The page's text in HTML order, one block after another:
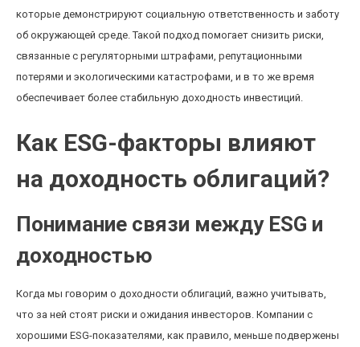
которые демонстрируют социальную ответственность и заботу
об окружающей среде. Такой подход помогает снизить риски,
связанные с регуляторными штрафами, репутационными
потерями и экологическими катастрофами, и в то же время
обеспечивает более стабильную доходность инвестиций.
Как ESG-факторы влияют
на доходность облигаций?
Понимание связи между ESG и
доходностью
Когда мы говорим о доходности облигаций, важно учитывать,
что за ней стоят риски и ожидания инвесторов. Компании с
хорошими ESG-показателями, как правило, меньше подвержены